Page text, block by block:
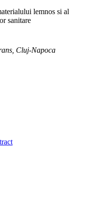
lemnos si al
sanitare
Cluj-Napoca